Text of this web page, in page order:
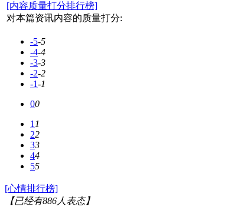
[内容质量打分排行榜]
对本篇资讯内容的质量打分:
-5-5
-4-4
-3-3
-2-2
-1-1
00
11
22
33
44
55
[心情排行榜]
【已经有886人表态】